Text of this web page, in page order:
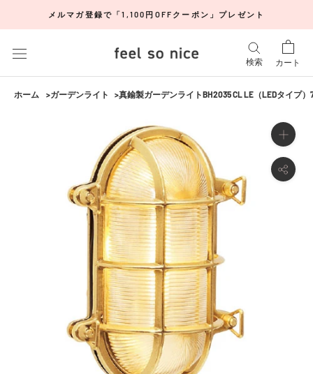
し
メルマガ登録で「1,100円OFFクーポン」プレゼント
検索 カート
ホーム ガーデンライト 真鍮製ガーデンライトBH2035 CL LE（LEDタイプ